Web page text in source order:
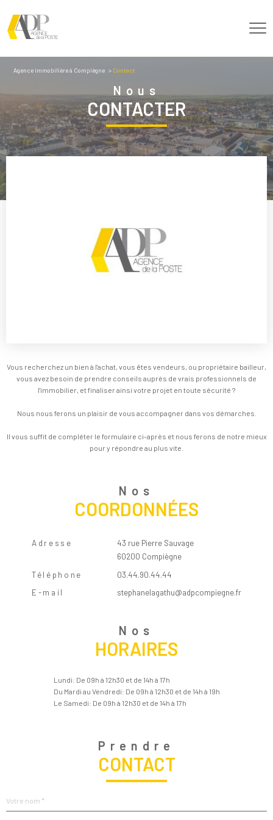
Agence immobilière à Compiègne Contact
Nous
CONTACTER
Vous recherchez un bien à l'achat, vous êtes vendeurs, ou propriétaire bailleur,
vous avez besoin de prendre conseils auprès de vrais professionnels de
l'immobilier, et finaliser ainsi votre projet en toute sécurité ?
Nous nous ferons un plaisir de vous accompagner dans vos démarches.
Il vous suffit de compléter le formulaire ci-après et nous ferons de notre mieux
pour y répondre au plus vite.
Nos
COORDONNÉES
Adresse
43 rue Pierre Sauvage
60200 Compiègne
Téléphone
03.44.90.44.44
E-mail
stephanelagathu@adpcompiegne.fr
Nos
HORAIRES
Lundi: De 09h à 12h30 et de 14h à 17h
Du Mardi au Vendredi: De 09h à 12h30 et de 14h à 19h
Le Samedi: De 09h à 12h30 et de 14h à 17h
Prendre
CONTACT
R
e
*